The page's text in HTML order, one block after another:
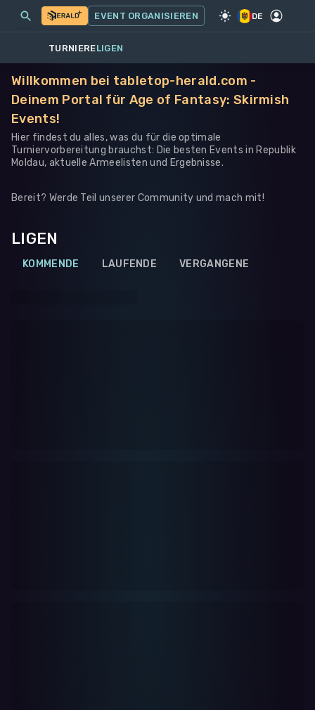
SPIEL·WARHAMMER 40K
MEINE EVENTS MEHR
EVENT ORGANISIEREN DE
TURNIERELIGEN
Willkommen bei tabletop-herald.com -
Deinem Portal für Age of Fantasy: Skirmish
Events!
Hier findest du alles, was du für die optimale
Turniervorbereitung brauchst: Die besten Events in Republik
Moldau, aktuelle Armeelisten und Ergebnisse.
Bereit? Werde Teil unserer Community und mach mit!
LIGEN
KOMMENDE LAUFENDE VERGANGENE